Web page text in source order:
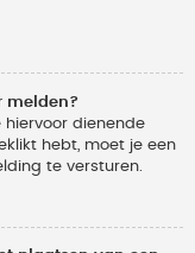
melden?
dienende
hebt, moet je een
te versturen.